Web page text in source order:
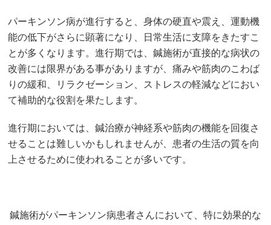
パーキンソン病が進行すると、身体の硬直や震え、運動機
能の低下がさらに顕著になり、日常生活に支障をきたすこ
とが多くなります。進行期では、鍼施術が直接的な病状の
改善には限界がある事がありますが、痛みや筋肉のこわば
りの緩和、リラクゼーション、ストレスの軽減などにおい
て補助的な役割を果たします。
進行期においては、鍼治療が神経系や筋肉の機能を回復さ
せることは難しいかもしれませんが、患者の生活の質を向
上させるために使われることが多いです。
鍼施術がパーキンソン病患者さんにおいて、特に効果的な